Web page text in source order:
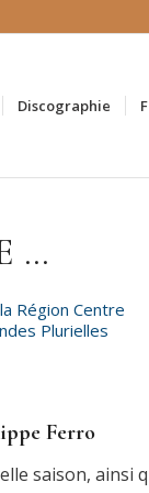
Discographie
…
Région Centre
Plurielles
Ferro
saison, ainsi